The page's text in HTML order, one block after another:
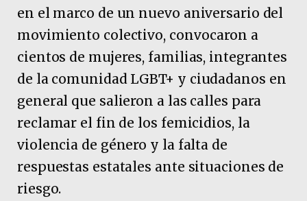
en el marco de un nuevo aniversario del
movimiento colectivo, convocaron a
cientos de mujeres, familias, integrantes
de la comunidad LGBT+ y ciudadanos en
general que salieron a las calles para
reclamar el fin de los femicidios, la
violencia de género y la falta de
respuestas estatales ante situaciones de
riesgo.